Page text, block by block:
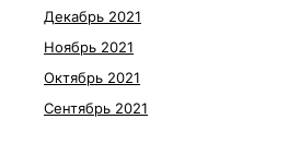
Декабрь 2021
Ноябрь 2021
Октябрь 2021
Сентябрь 2021